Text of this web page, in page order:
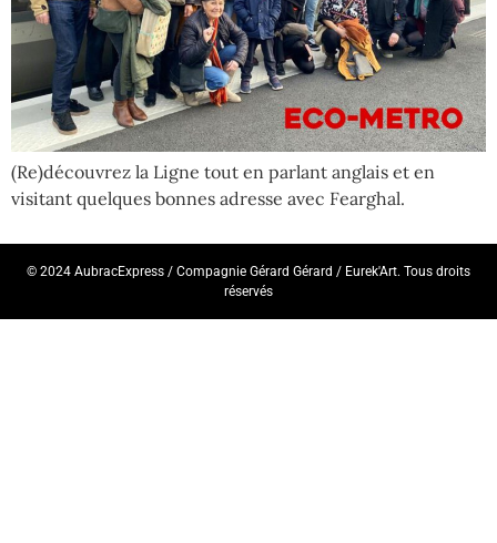
(Re)découvrez la Ligne tout en parlant anglais et en
visitant quelques bonnes adresse avec Fearghal.
© 2024 AubracExpress / Compagnie Gérard Gérard / Eurek'Art. Tous droits
réservés